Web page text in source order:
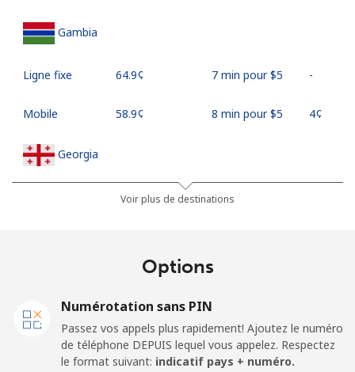
Gambia
Ligne fixe ⁦64.9¢⁩ 7 min pour ⁦$5⁩ -
Mobile ⁦58.9¢⁩ 8 min pour ⁦$5⁩ ⁦4¢⁩
Georgia
⁦32.5¢⁩
15 min pour
⁦$5⁩
Germany
Ligne fixe ⁦1.5¢⁩
333 min pour
⁦$5⁩
-
Voir plus de destinations
Options
Numérotation sans PIN
Passez vos appels plus rapidement! Ajoutez le numéro
de téléphone DEPUIS lequel vous appelez. Respectez
le format suivant: indicatif pays + numéro.